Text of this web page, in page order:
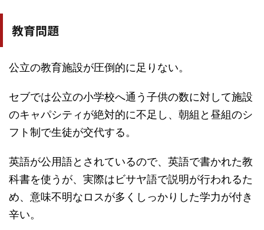
教育問題
公立の教育施設が圧倒的に足りない。
セブでは公立の小学校へ通う子供の数に対して施設
のキャパシティが絶対的に不足し、朝組と昼組のシ
フト制で生徒が交代する。
英語が公用語とされているので、英語で書かれた教
科書を使うが、実際はビサヤ語で説明が行われるた
め、意味不明なロスが多くしっかりした学力が付き
辛い。